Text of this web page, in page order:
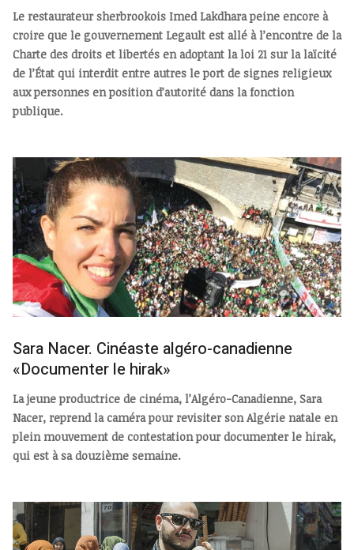
Le restaurateur sherbrookois Imed Lakdhara peine encore à
croire que le gouvernement Legault est allé à l’encontre de la
Charte des droits et libertés en adoptant la loi 21 sur la laïcité
de l’État qui interdit entre autres le port de signes religieux
aux personnes en position d’autorité dans la fonction
publique.
Sara Nacer. Cinéaste algéro-canadienne
«Documenter le hirak»
La jeune productrice de cinéma, l’Algéro-Canadienne, Sara
Nacer, reprend la caméra pour revisiter son Algérie natale en
plein mouvement de contestation pour documenter le hirak,
qui est à sa douzième semaine.